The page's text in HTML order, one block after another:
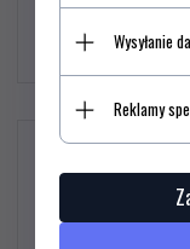
Aliness L-
Wysyłanie
Reklamy